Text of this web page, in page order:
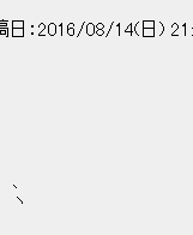
日：2016/08/14(日)